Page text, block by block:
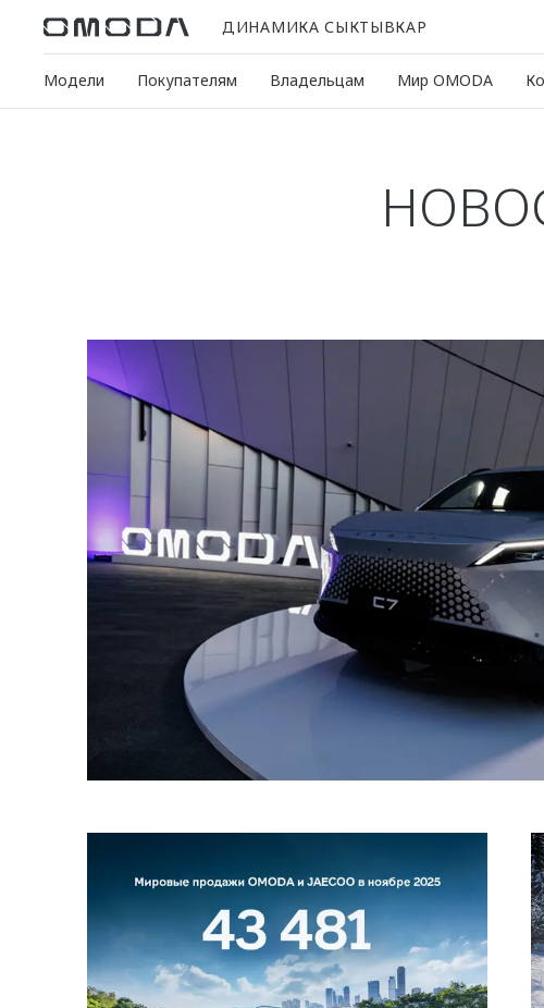
ДИНАМИКА СЫКТЫВКАР
Модели Покупателям Владельцам Мир OMODA